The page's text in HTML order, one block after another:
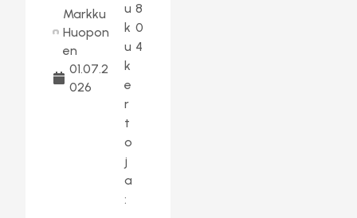
Markku
Huopon
en
01.07.2
026
u
k
u
k
e
r
t
o
j
a
:
8
0
4